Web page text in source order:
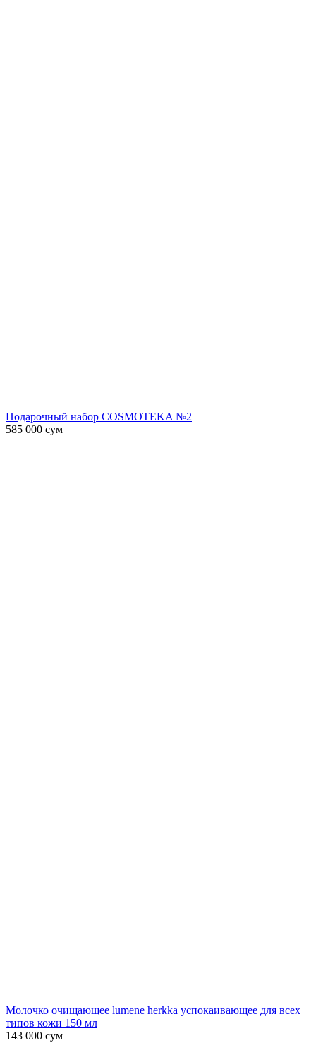
Подарочный набор COSMOTEKA №2
585 000 сум
Молочко очищающее lumene herkka успокаивающее для всех
типов кожи 150 мл
143 000 сум